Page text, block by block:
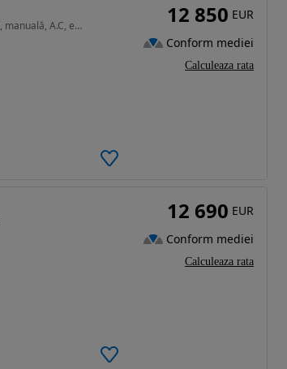
1461 cm3 • 86 CP • Suzuki Jimny 1.5 DDiS 86 CP 4x4, an 2010, diesel, manuală, A.C, euro 4 12 850 EUR
Conform mediei
Calculeaza rata
12 690 EUR
Conform mediei
Calculeaza rata